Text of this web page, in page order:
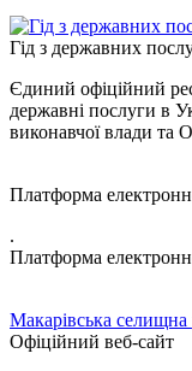
Гід з державних
Єдиний офіційний
державні послуги в
виконавчої влади та
Платформа
.
Платформа
Макарівська селищна
Офіційний веб-сайт